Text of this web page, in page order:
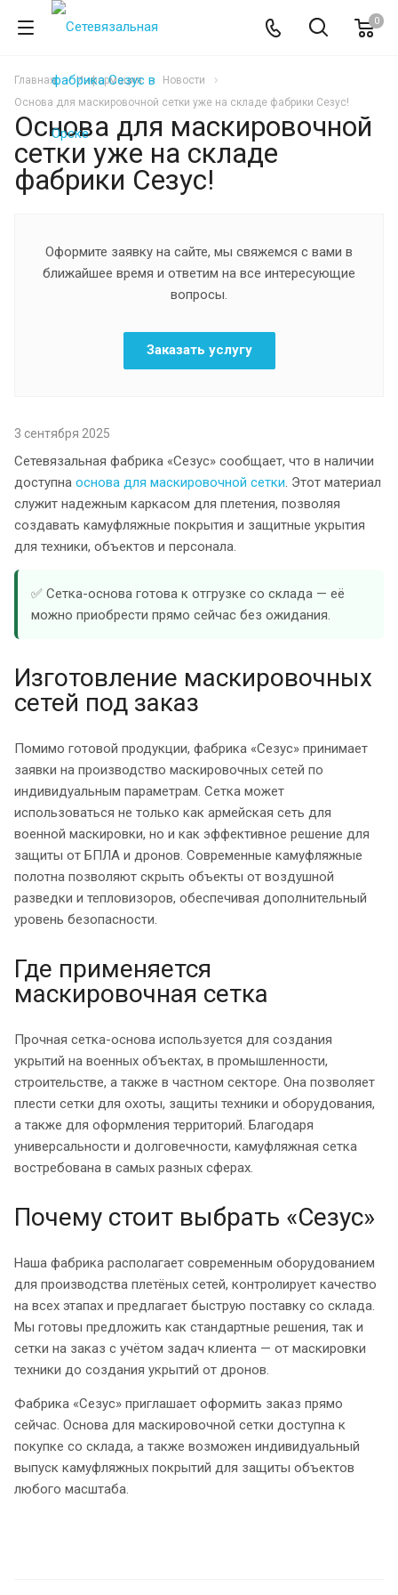
0
Главная Информация
Новости
Основа для маскировочной сетки уже на складе фабрики Сезус!
Основа для маскировочной
сетки уже на складе
фабрики Сезус!
Оформите заявку на сайте, мы свяжемся с вами в
ближайшее время и ответим на все интересующие
вопросы.
Заказать услугу
3 сентября 2025
Сетевязальная фабрика «Сезус» сообщает, что в наличии
доступна основа для маскировочной сетки. Этот материал
служит надежным каркасом для плетения, позволяя
создавать камуфляжные покрытия и защитные укрытия
для техники, объектов и персонала.
✅ Сетка-основа готова к отгрузке со склада — её
можно приобрести прямо сейчас без ожидания.
Изготовление маскировочных
сетей под заказ
Помимо готовой продукции, фабрика «Сезус» принимает
заявки на производство маскировочных сетей по
индивидуальным параметрам. Сетка может
использоваться не только как армейская сеть для
военной маскировки, но и как эффективное решение для
защиты от БПЛА и дронов. Современные камуфляжные
полотна позволяют скрыть объекты от воздушной
разведки и тепловизоров, обеспечивая дополнительный
уровень безопасности.
Где применяется
маскировочная сетка
Прочная сетка-основа используется для создания
укрытий на военных объектах, в промышленности,
строительстве, а также в частном секторе. Она позволяет
плести сетки для охоты, защиты техники и оборудования,
а также для оформления территорий. Благодаря
универсальности и долговечности, камуфляжная сетка
востребована в самых разных сферах.
Почему стоит выбрать «Сезус»
Наша фабрика располагает современным оборудованием
для производства плетёных сетей, контролирует качество
на всех этапах и предлагает быструю поставку со склада.
Мы готовы предложить как стандартные решения, так и
сетки на заказ с учётом задач клиента — от маскировки
техники до создания укрытий от дронов.
Фабрика «Сезус» приглашает оформить заказ прямо
сейчас. Основа для маскировочной сетки доступна к
покупке со склада, а также возможен индивидуальный
выпуск камуфляжных покрытий для защиты объектов
любого масштаба.